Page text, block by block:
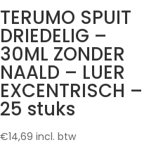
TERUMO SPUIT
DRIEDELIG –
30ML ZONDER
NAALD – LUER
EXCENTRISCH –
25 stuks
€14,69 incl. btw